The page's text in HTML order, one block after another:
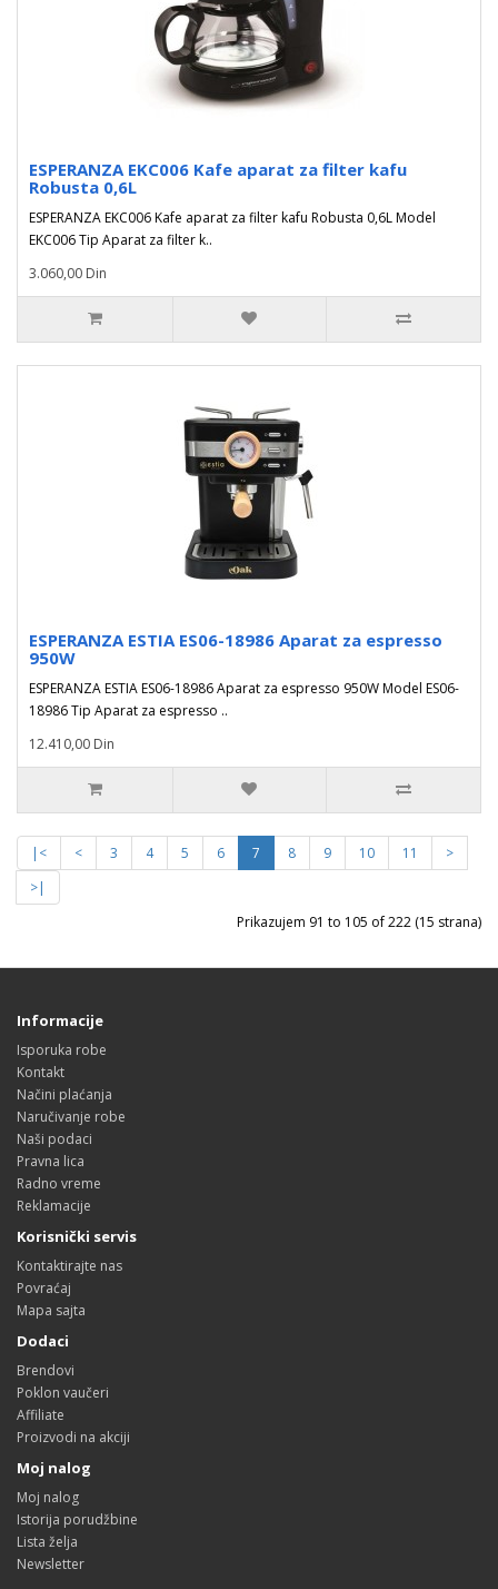
ESPERANZA EKC006 Kafe aparat za filter kafu
Robusta 0,6L
ESPERANZA EKC006 Kafe aparat za filter kafu Robusta 0,6L Model
EKC006 Tip Aparat za filter k..
3.060,00 Din
ESPERANZA ESTIA ES06-18986 Aparat za espresso
950W
ESPERANZA ESTIA ES06-18986 Aparat za espresso 950W Model ES06-
18986 Tip Aparat za espresso ..
12.410,00 Din
|< < 3 4 5 6 7 8 9 10 11
>
>|
Prikazujem 91 to 105 of 222 (15 strana)
Informacije
Isporuka robe
Kontakt
Načini plaćanja
Naručivanje robe
Naši podaci
Pravna lica
Radno vreme
Reklamacije
Korisnički servis
Kontaktirajte nas
Povraćaj
Mapa sajta
Dodaci
Brendovi
Poklon vaučeri
Affiliate
Proizvodi na akciji
Moj nalog
Moj nalog
Istorija porudžbine
Lista želja
Newsletter